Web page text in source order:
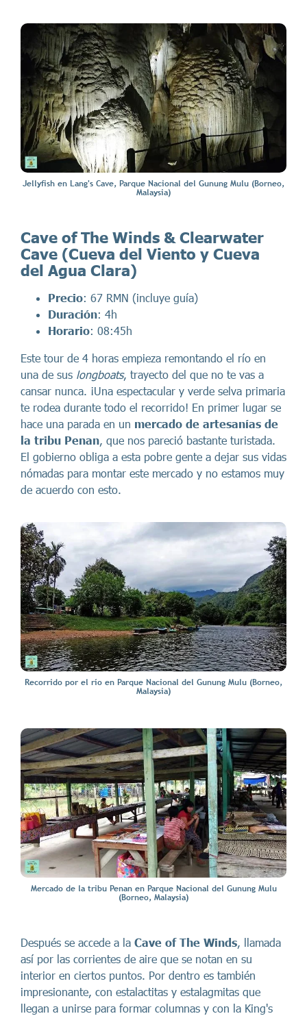
Jellyfish en Lang's Cave, Parque Nacional del Gunung Mulu (Borneo,
Malaysia)
Cave of The Winds & Clearwater
Cave (Cueva del Viento y Cueva
del Agua Clara)
Precio: 67 RMN (incluye guía)
Duración: 4h
Horario: 08:45h
Este tour de 4 horas empieza remontando el río en
una de sus longboats, trayecto del que no te vas a
cansar nunca. ¡Una espectacular y verde selva primaria
te rodea durante todo el recorrido! En primer lugar se
hace una parada en un mercado de artesanías de
la tribu Penan, que nos pareció bastante turistada.
El gobierno obliga a esta pobre gente a dejar sus vidas
nómadas para montar este mercado y no estamos muy
de acuerdo con esto.
Recorrido por el río en Parque Nacional del Gunung Mulu (Borneo,
Malaysia)
Mercado de la tribu Penan en Parque Nacional del Gunung Mulu
(Borneo, Malaysia)
Después se accede a la Cave of The Winds, llamada
así por las corrientes de aire que se notan en su
interior en ciertos puntos. Por dentro es también
impresionante, con estalactitas y estalagmitas que
llegan a unirse para formar columnas y con la King's